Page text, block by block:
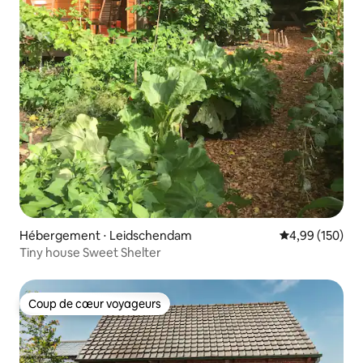
Hébergement ⋅ Leidschendam Évaluation
4,99 (150)
Tiny house Sweet Shelter
Coup de cœur voyageurs
Coup de cœur voyageurs